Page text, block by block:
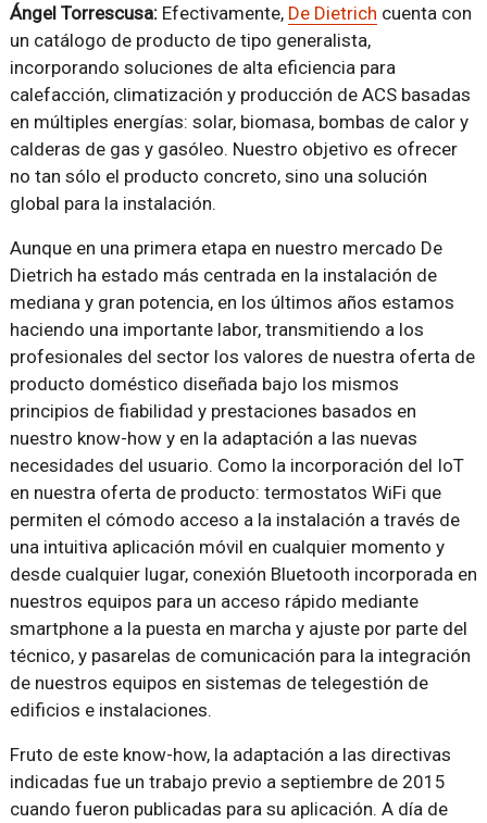
Ángel Torrescusa:Efectivamente, De Dietrich cuenta con
un catálogo de producto de tipo generalista,
incorporando soluciones de alta eficiencia para
calefacción, climatización y producción de ACS basadas
en múltiples energías: solar, biomasa, bombas de calor y
calderas de gas y gasóleo. Nuestro objetivo es ofrecer
no tan sólo el producto concreto, sino una solución
global para la instalación.
Aunque en una primera etapa en nuestro mercado De
Dietrich ha estado más centrada en la instalación de
mediana y gran potencia, en los últimos años estamos
haciendo una importante labor, transmitiendo a los
profesionales del sector los valores de nuestra oferta de
producto doméstico diseñada bajo los mismos
principios de fiabilidad y prestaciones basados en
nuestro know-how y en la adaptación a las nuevas
necesidades del usuario. Como la incorporación del IoT
en nuestra oferta de producto: termostatos WiFi que
permiten el cómodo acceso a la instalación a través de
una intuitiva aplicación móvil en cualquier momento y
desde cualquier lugar, conexión Bluetooth incorporada en
nuestros equipos para un acceso rápido mediante
smartphone a la puesta en marcha y ajuste por parte del
técnico, y pasarelas de comunicación para la integración
de nuestros equipos en sistemas de telegestión de
edificios e instalaciones.
Fruto de este know-how, la adaptación a las directivas
indicadas fue un trabajo previo a septiembre de 2015
cuando fueron publicadas para su aplicación. A día de